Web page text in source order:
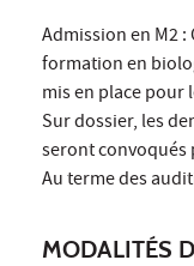
Admission en M2
formation en
mis en place pour
Sur dossier, les
seront
Au terme des
MODALITÉS